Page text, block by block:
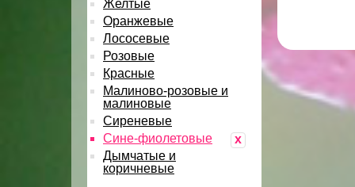
Желтые
Оранжевые
Лососевые
Розовые
Красные
Малиново-розовые и
малиновые
Сиреневые
x
Сине-фиолетовые
Дымчатые и
коричневые